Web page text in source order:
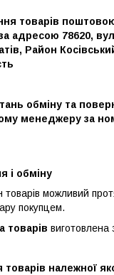
товарів
адресою 78620,
Район
обміну та
менеджеру за
і обміну
можливий
покупцем.
товарів виготовлена
належної